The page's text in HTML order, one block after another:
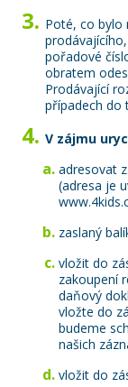
Poté, co bylo
pořadové
obratem
Prodávající
případech do
V zájmu
adresovat
(adresa je
zaslaný
vložit do
zakoupení
daňový
vložte do
budeme
našich
vložit do